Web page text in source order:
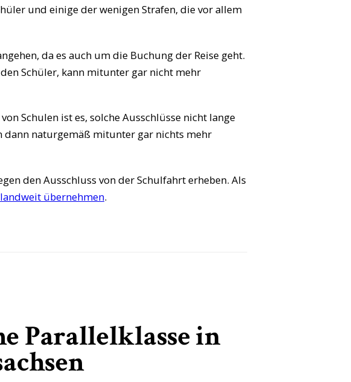
und einige der wenigen Strafen, die vor allem
da es auch um die Buchung der Reise geht.
Schüler, kann mitunter gar nicht mehr
Schulen ist es, solche Ausschlüsse nicht lange
dann naturgemäß mitunter gar nichts mehr
den Ausschluss von der Schulfahrt erheben. Als
übernehmen.
Parallelklasse in